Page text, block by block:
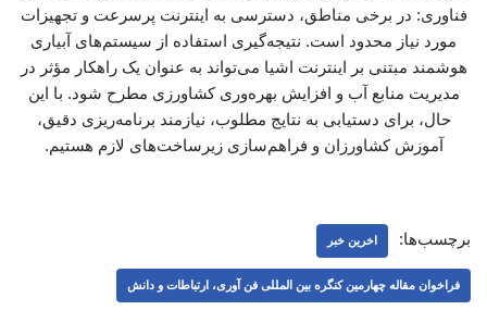
فناوری: در برخی مناطق، دسترسی به اینترنت پرسرعت و تجهیزات
مورد نیاز محدود است. نتیجه‌گیری استفاده از سیستم‌های آبیاری
هوشمند مبتنی بر اینترنت اشیا می‌تواند به عنوان یک راهکار مؤثر در
مدیریت منابع آب و افزایش بهره‌وری کشاورزی مطرح شود. با این
حال، برای دستیابی به نتایج مطلوب، نیازمند برنامه‌ریزی دقیق،
آموزش کشاورزان و فراهم‌سازی زیرساخت‌های لازم هستیم.
برچسب‌ها: اخرین خبر
فراخوان مقاله چهارمین کنگره بین المللی فن آوری، ارتباطات و دانش